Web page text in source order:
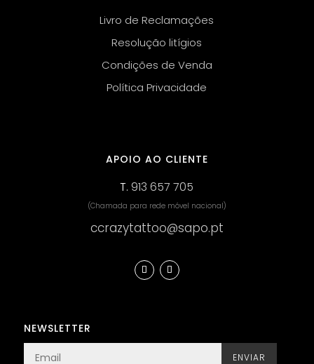
Livro de Reclamações
Resolução litígios
Condições de Venda
Política Privacidade
APOIO AO CLIENTE
T.913 657 705
(Chamada para rede móvel nacional)
ccrazytattoo@sapo.pt
NEWSLETTER
ENVIAR